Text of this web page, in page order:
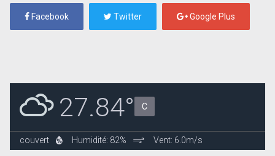
Facebook Twitter Google Plus
27.84° C
couvert Humidité: 82% Vent: 6.0m/s